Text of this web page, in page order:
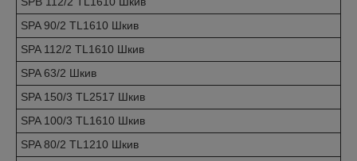
SPA 90/2 TL1610 Шкив
SPA 112/2 TL1610 Шкив
SPA 63/2 Шкив
SPA 150/3 TL2517 Шкив
SPA 100/3 TL1610 Шкив
SPA 80/2 TL1210 Шкив